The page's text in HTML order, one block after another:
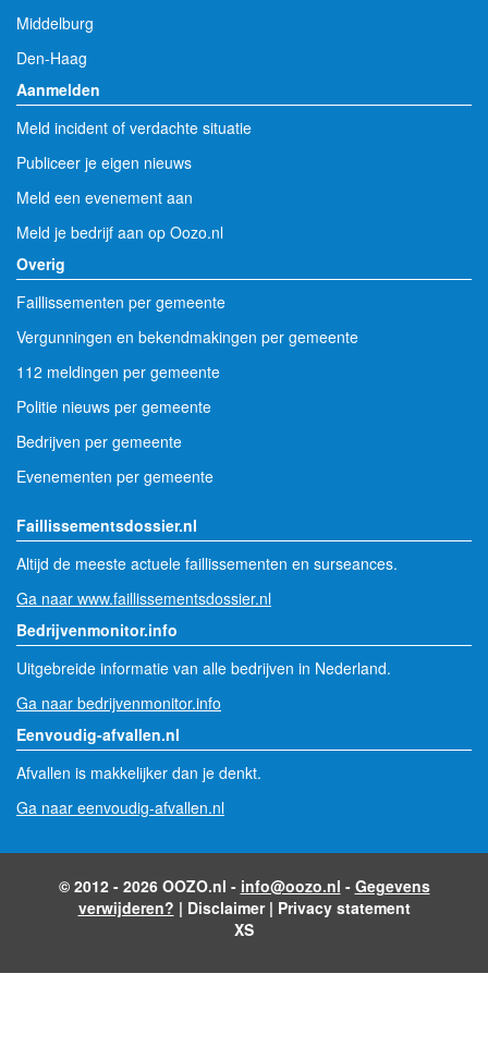
Middelburg
Den-Haag
Aanmelden
Meld incident of verdachte situatie
Publiceer je eigen nieuws
Meld een evenement aan
Meld je bedrijf aan op Oozo.nl
Overig
Faillissementen per gemeente
Vergunningen en bekendmakingen per gemeente
112 meldingen per gemeente
Politie nieuws per gemeente
Bedrijven per gemeente
Evenementen per gemeente
Faillissementsdossier.nl
Altijd de meeste actuele faillissementen en surseances.
Ga naar www.faillissementsdossier.nl
Bedrijvenmonitor.info
Uitgebreide informatie van alle bedrijven in Nederland.
Ga naar bedrijvenmonitor.info
Eenvoudig-afvallen.nl
Afvallen is makkelijker dan je denkt.
Ga naar eenvoudig-afvallen.nl
© 2012 - 2026 OOZO.nl - info@oozo.nl - Gegevens
verwijderen? | Disclaimer| Privacy statement
XS